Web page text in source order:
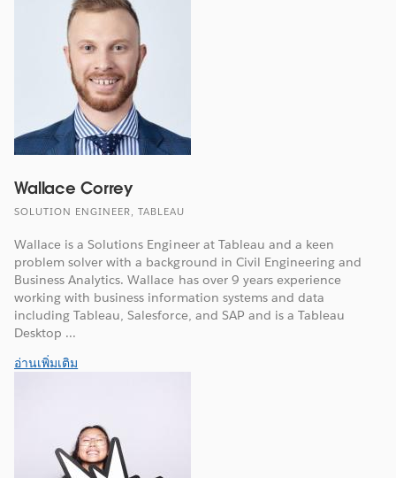
Wallace Correy
SOLUTION ENGINEER, TABLEAU
Wallace is a Solutions Engineer at Tableau and a keen
problem solver with a background in Civil Engineering and
Business Analytics. Wallace has over 9 years experience
working with business information systems and data
including Tableau, Salesforce, and SAP and is a Tableau
Desktop ...
อ่านเพิ่มเติม